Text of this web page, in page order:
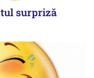
surpriză